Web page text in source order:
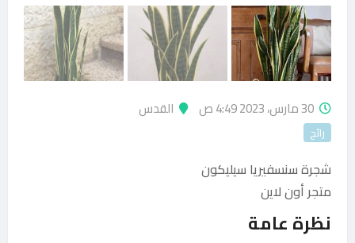
30 مارس، 2023 4:49 ص القدس
رائج
شجرة سنسفيريا سيليكون
متجر أون لاين
نظرة عامة